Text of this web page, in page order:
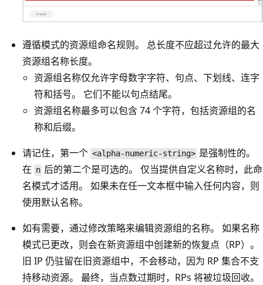
遵循模式的资源组命名规则。 总长度不应超过允许的最大
资源组名称长度。
资源组名称仅允许字母数字字符、句点、下划线、连字
符和括号。 它们不能以句点结尾。
资源组名称最多可以包含 74 个字符，包括资源组的名
称和后缀。
请记住，第一个 <alpha-numeric-string> 是强制性的。
在 n 后的第二个是可选的。 仅当提供自定义名称时，此命
名模式才适用。 如果未在任一文本框中输入任何内容，则
使用默认名称。
如有需要，通过修改策略来编辑资源组的名称。 如果名称
模式已更改，则会在新资源组中创建新的恢复点（RP）。
旧 IP 仍驻留在旧资源组中，不会移动，因为 RP 集合不支
持移动资源。 最终，当点数过期时，RPs 将被垃圾回收。